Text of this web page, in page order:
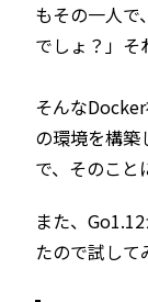
もその一人で
でしょ？」そ
そんな
の環境を構築
で、そのこと
また、
たので試して